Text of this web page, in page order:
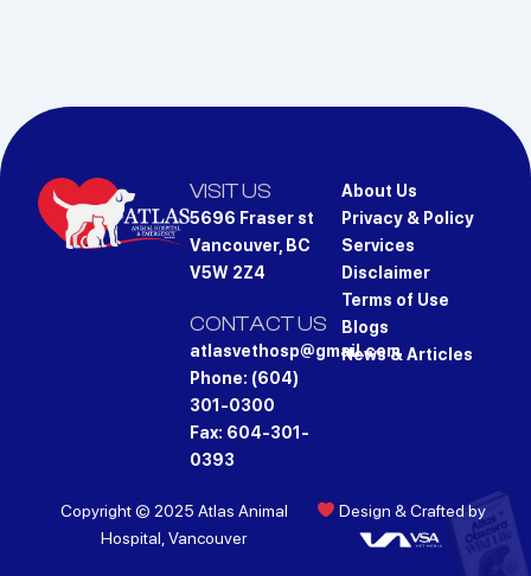
VISIT US
5696 Fraser st
Vancouver, BC
V5W 2Z4
CONTACT US
atlasvethosp@gmail.com
Phone: (604)
301-0300
Fax: 604-301-
0393
About Us
Privacy & Policy
Services
Disclaimer
Terms of Use
Blogs
News & Articles
Copyright © 2025 Atlas Animal
Hospital, Vancouver
Design & Crafted by